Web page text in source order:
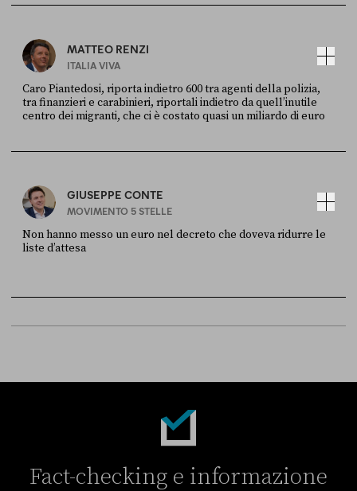
MATTEO RENZI
ITALIA VIVA
Caro Piantedosi, riporta indietro 600 tra agenti della polizia,
tra finanzieri e carabinieri, riportali indietro da quell’inutile
centro dei migranti, che ci è costato quasi un miliardo di euro
GIUSEPPE CONTE
MOVIMENTO 5 STELLE
Non hanno messo un euro nel decreto che doveva ridurre le
liste d’attesa
Fact-checking e informazione